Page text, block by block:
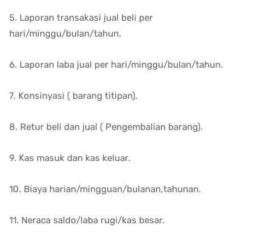
5. Laporan transakasi jual beli per
hari/minggu/bulan/tahun.
6. Laporan laba jual per hari/minggu/bulan/tahun.
7. Konsinyasi ( barang titipan).
8. Retur beli dan jual ( Pengembalian barang).
9. Kas masuk dan kas keluar.
10. Biaya harian/mingguan/bulanan,tahunan.
11. Neraca saldo/laba rugi/kas besar.